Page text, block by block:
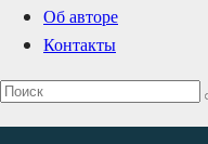
Об авторе
Контакты